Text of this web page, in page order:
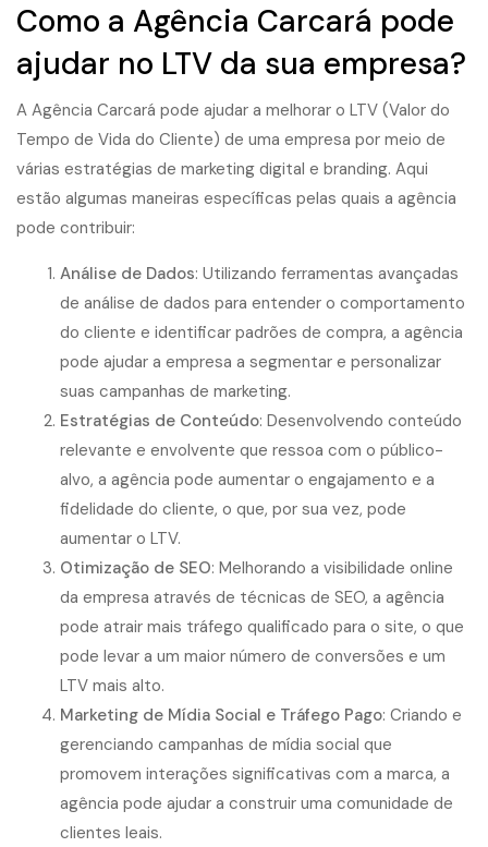
Como a Agência Carcará pode
ajudar no LTV da sua empresa?
A Agência Carcará pode ajudar a melhorar o LTV (Valor do
Tempo de Vida do Cliente) de uma empresa por meio de
várias estratégias de marketing digital e branding. Aqui
estão algumas maneiras específicas pelas quais a agência
pode contribuir:
Análise de Dados: Utilizando ferramentas avançadas
de análise de dados para entender o comportamento
do cliente e identificar padrões de compra, a agência
pode ajudar a empresa a segmentar e personalizar
suas campanhas de marketing.
Estratégias de Conteúdo: Desenvolvendo conteúdo
relevante e envolvente que ressoa com o público-
alvo, a agência pode aumentar o engajamento e a
fidelidade do cliente, o que, por sua vez, pode
aumentar o LTV.
Otimização de SEO: Melhorando a visibilidade online
da empresa através de técnicas de SEO, a agência
pode atrair mais tráfego qualificado para o site, o que
pode levar a um maior número de conversões e um
LTV mais alto.
Marketing de Mídia Social e Tráfego Pago: Criando e
gerenciando campanhas de mídia social que
promovem interações significativas com a marca, a
agência pode ajudar a construir uma comunidade de
clientes leais.